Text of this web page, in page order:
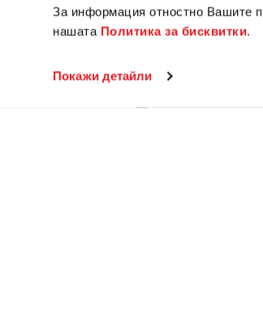
За информация отностно Вашите
нашата Политика за бисквитки.
Покажи детайли